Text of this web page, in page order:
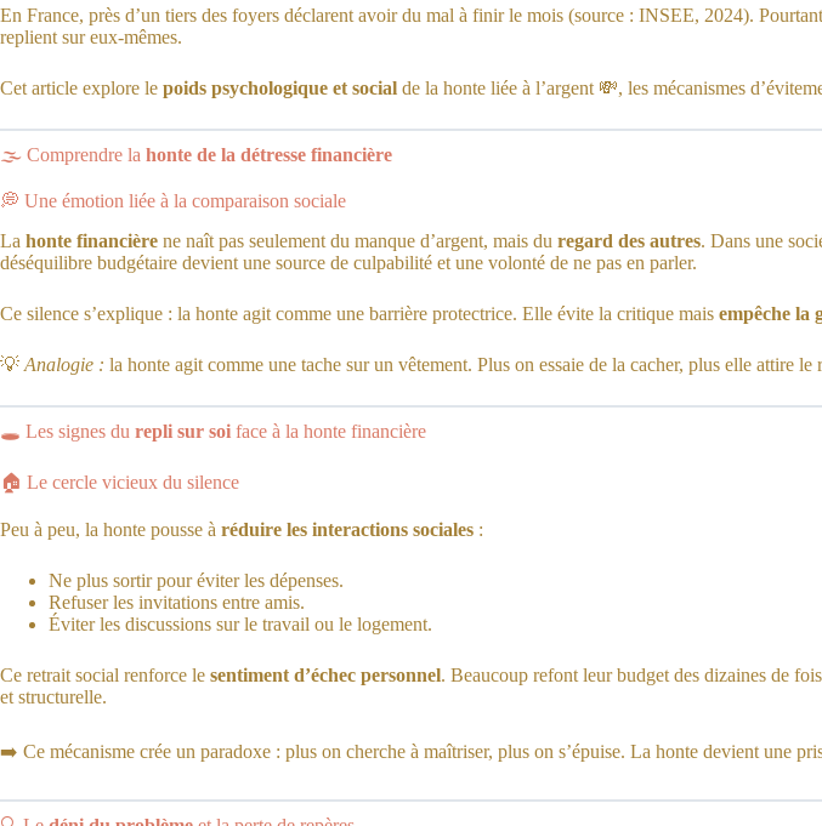
En France, près d’un tiers des foyers déclarent avoir du mal à finir le mois (source : INSEE, 2024).
replient sur eux-mêmes.
Cet article explore le poids psychologique et social de la honte liée à l’argent 💸, les mécanismes
🌫️ Comprendre la honte de la détresse financière
💭 Une émotion liée à la comparaison sociale
La honte financière ne naît pas seulement du manque d’argent, mais du regard des autres. Dans une
déséquilibre budgétaire devient une source de culpabilité et une volonté de ne pas en parler.
Ce silence s’explique : la honte agit comme une barrière protectrice. Elle évite la critique mais empêche la
💡 Analogie : la honte agit comme une tache sur un vêtement. Plus on essaie de la cacher, plus elle attire le
🕳️ Les signes du repli sur soi face à la honte financière
🏠 Le cercle vicieux du silence
Peu à peu, la honte pousse à réduire les interactions sociales :
Ne plus sortir pour éviter les dépenses.
Refuser les invitations entre amis.
Éviter les discussions sur le travail ou le logement.
Ce retrait social renforce le sentiment d’échec personnel. Beaucoup refont leur budget des dizaines de
et structurelle.
➡️ Ce mécanisme crée un paradoxe : plus on cherche à maîtriser, plus on s’épuise. La honte devient une